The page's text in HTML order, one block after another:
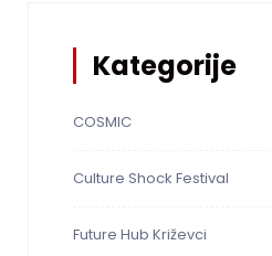
Kategorije
COSMIC
Culture Shock Festival
Future Hub Križevci